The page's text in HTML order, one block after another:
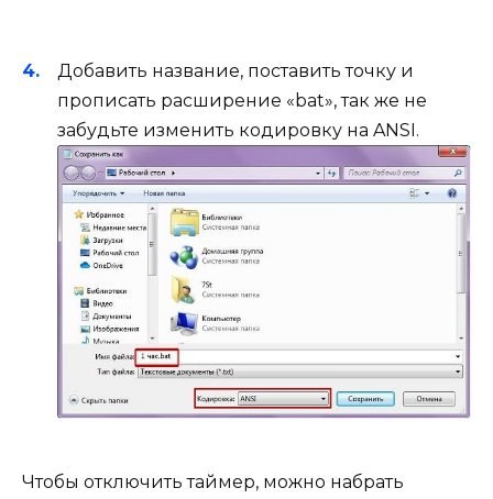
Добавить название, поставить точку и
прописать расширение «bat», так же не
забудьте изменить кодировку на ANSI.
Чтобы отключить таймер, можно набрать